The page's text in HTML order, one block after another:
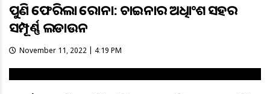
ପୁଣି ଫେରିଲା କରୋନା: ଚାଇନାର ଅଧିକାଂଶ ସହର
ସମ୍ପୂର୍ଣ୍ଣ ଲକଡାଉନ
November 11, 2022 | 4:19 PM